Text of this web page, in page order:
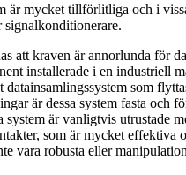
är mycket tillförlitliga och i
signalkonditionerare.
att kraven är annorlunda för
installerade i en industriell
datainsamlingssystem som
är dessa system fasta och
system är vanligtvis utrustade
som är mycket effektiva
vara robusta eller